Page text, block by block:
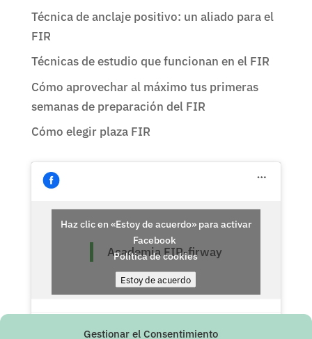
Gestionar el Consentimiento
Técnica de anclaje positivo: un aliado para el
FIR
Técnicas de estudio que funcionan en el FIR
Cómo aprovechar al máximo tus primeras
semanas de preparación del FIR
Cómo elegir plaza FIR
Academia FIR-firway
Haz clic en «Estoy de acuerdo» para activar
Facebook
Política de cookies
Estoy de acuerdo